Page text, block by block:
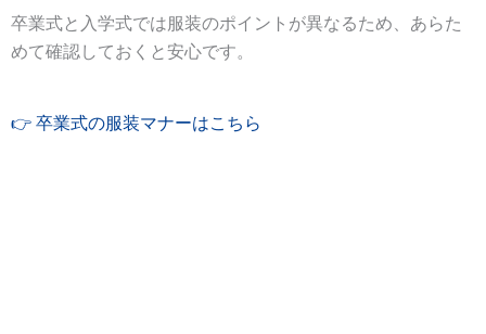
卒業式と入学式では服装のポイントが異なるため、あらた
めて確認しておくと安心です。
👉 卒業式の服装マナーはこちら